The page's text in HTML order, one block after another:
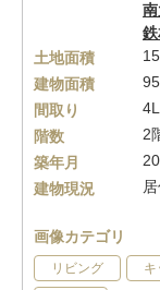
土地面積
建物面積
間取り
階数
2
築年月
建物現況
画像カテゴリ
リビング キ